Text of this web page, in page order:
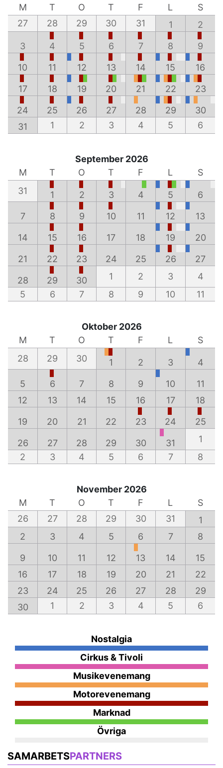
M
T O T F L
S
27
28 29 30 31 1 2
3 4 5 6 7 8 9
10 11 12 13 14 15 16
17 18 19 20 21 22 23
24 25 26 27 28 29
30
31
1 2 3 4 5 6
September 2026
M
T O T F L
S
31
1 2 3 4 5 6
7 8 9 10 11 12 13
14 15 16 17 18 19 20
21 22 23 24 25 26 27
28 29 30 1 2 3
4
5
6 7 8 9 10 11
Oktober 2026
M
T O T F L
S
28
29 30 1 2 3 4
5 6 7 8 9 10
11
12
13 14 15 16 17 18
19 20 21 22 23 24 25
26 27 28 29 30 31
1
2
3 4 5 6 7 8
November 2026
M
T O T F L
S
26
27 28 29 30 31
1
2
3 4 5 6 7 8
9 10 11 12 13 14
15
16
17 18 19 20 21
22
23
24 25 26 27 28
29
30
1 2 3 4 5 6
Nostalgia
Cirkus & Tivoli
Musikevenemang
Motorevenemang
Marknad
Övriga
SAMARBETSPARTNERS